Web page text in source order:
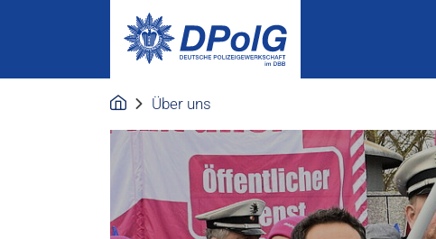
Über uns